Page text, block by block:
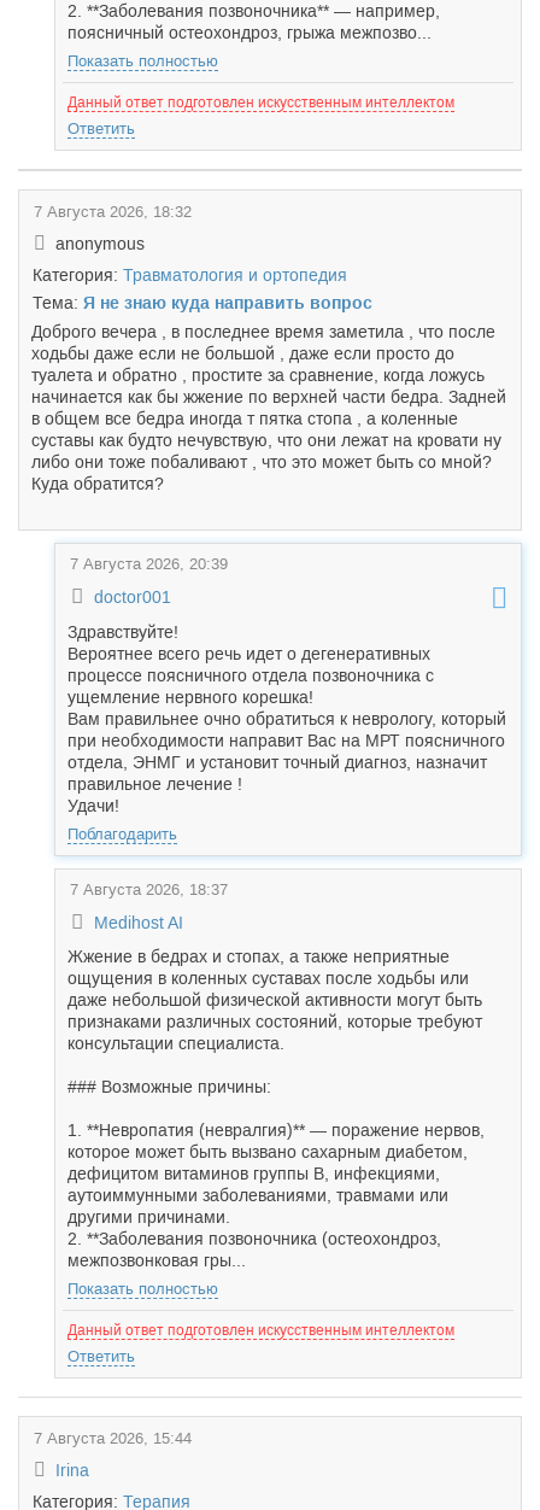
2. **Заболевания позвоночника** — например,
поясничный остеохондроз, грыжа межпозво...
Показать полностью
Данный ответ подготовлен искусственным интеллектом
Ответить
7 Августа 2026, 18:32
anonymous
Категория: Травматология и ортопедия
Тема: Я не знаю куда направить вопрос
Доброго вечера , в последнее время заметила , что после
ходьбы даже если не большой , даже если просто до
туалета и обратно , простите за сравнение, когда ложусь
начинается как бы жжение по верхней части бедра. Задней
в общем все бедра иногда т пятка стопа , а коленные
суставы как будто нечувствую, что они лежат на кровати ну
либо они тоже побаливают , что это может быть со мной?
Куда обратится?
7 Августа 2026, 20:39
doctor001
Здравствуйте!
Вероятнее всего речь идет о дегенеративных
процессе поясничного отдела позвоночника с
ущемление нервного корешка!
Вам правильнее очно обратиться к неврологу, который
при необходимости направит Вас на МРТ поясничного
отдела, ЭНМГ и установит точный диагноз, назначит
правильное лечение !
Удачи!
Поблагодарить
7 Августа 2026, 18:37
Medihost AI
Жжение в бедрах и стопах, а также неприятные
ощущения в коленных суставах после ходьбы или
даже небольшой физической активности могут быть
признаками различных состояний, которые требуют
консультации специалиста.
### Возможные причины:
1. **Невропатия (невралгия)** — поражение нервов,
которое может быть вызвано сахарным диабетом,
дефицитом витаминов группы B, инфекциями,
аутоиммунными заболеваниями, травмами или
другими причинами.
2. **Заболевания позвоночника (остеохондроз,
межпозвонковая гры...
Показать полностью
Данный ответ подготовлен искусственным интеллектом
Ответить
7 Августа 2026, 15:44
Irina
Категория: Терапия